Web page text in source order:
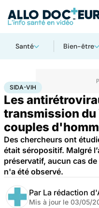
Santé Bien-être
AccueilSanté
SIDA-VIH
Les
transmission du
couples
Des chercheurs ont
était séropositif. Malgré
préservatif, aucun cas
n'a été observé.
Par La rédaction
Mis à jour le 03/05/